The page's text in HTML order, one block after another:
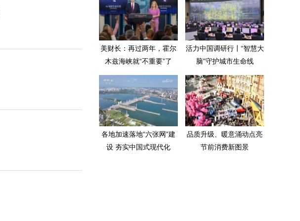
美财长：再过两年，霍尔
木兹海峡就“不重要”了
活力中国调研行丨“智慧大
脑”守护城市生命线
各地加速落地“六张网”建
设 夯实中国式现代化
品质升级、暖意涌动点亮
节前消费新图景